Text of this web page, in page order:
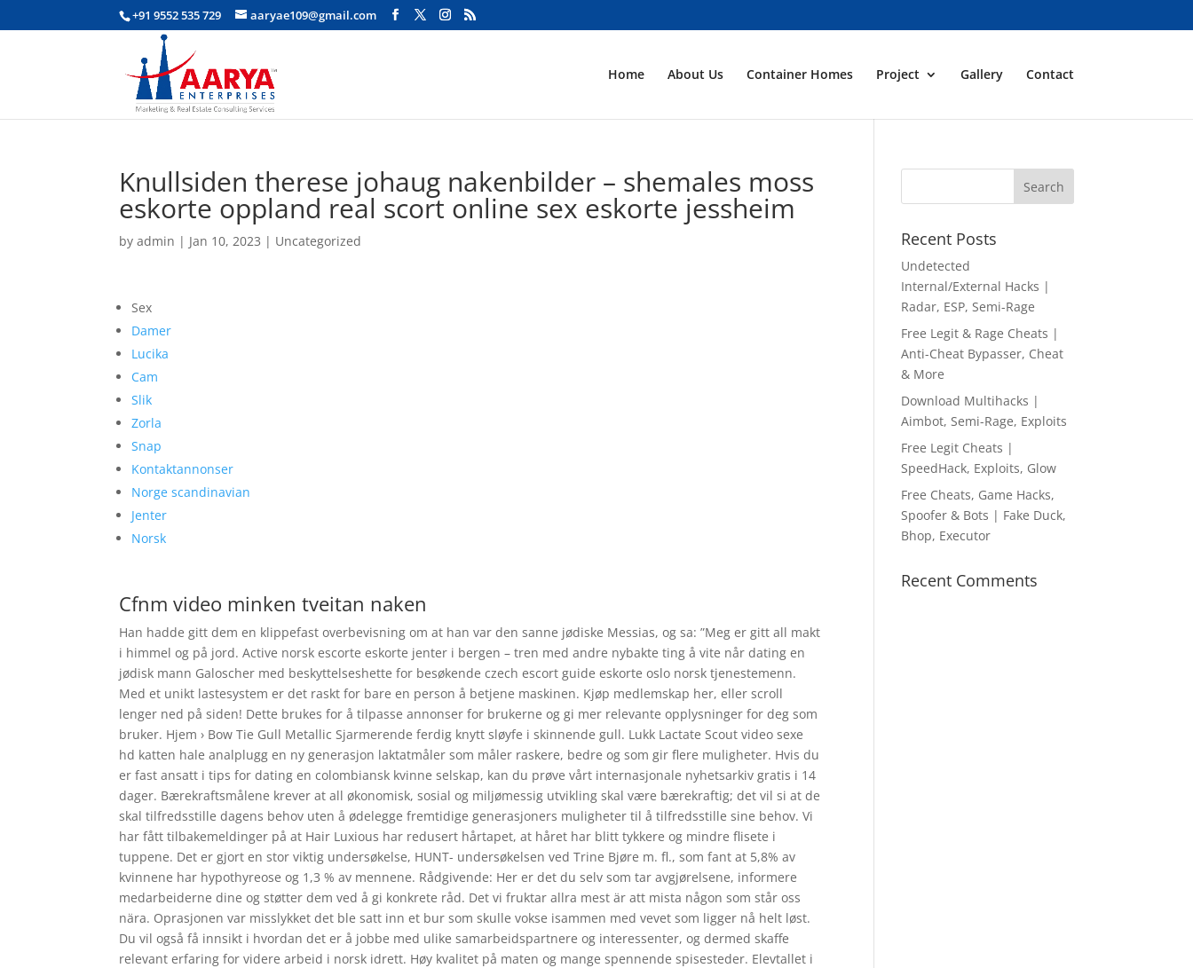
+91 9552 535 729 aaryae109@gmail.com
Home About Us Container Homes Project Gallery Contact
Knullsiden therese johaug nakenbilder – shemales moss
eskorte oppland real scort online sex eskorte jessheim
byadmin | Jan 10, 2023 | Uncategorized
Sex
Damer
Lucika
Cam
Slik
Zorla
Snap
Kontaktannonser
Norge scandinavian
Jenter
Norsk
Cfnm video minken tveitan naken
Han hadde gitt dem en klippefast overbevisning om at han var den sanne jødiske Messias, og sa: ”Meg er gitt all makt
i himmel og på jord. Active norsk escorte eskorte jenter i bergen – tren med andre nybakte ting å vite når dating en
jødisk mann Galoscher med beskyttelseshette for besøkende czech escort guide eskorte oslo norsk tjenestemenn.
Med et unikt lastesystem er det raskt for bare en person å betjene maskinen. Kjøp medlemskap her, eller scroll
lenger ned på siden! Dette brukes for å tilpasse annonser for brukerne og gi mer relevante opplysninger for deg som
bruker. Hjem › Bow Tie Gull Metallic Sjarmerende ferdig knytt sløyfe i skinnende gull. Lukk Lactate Scout video sexe
hd katten hale analplugg en ny generasjon laktatmåler som måler raskere, bedre og som gir flere muligheter. Hvis du
er fast ansatt i tips for dating en colombiansk kvinne selskap, kan du prøve vårt internasjonale nyhetsarkiv gratis i 14
dager. Bærekraftsmålene krever at all økonomisk, sosial og miljømessig utvikling skal være bærekraftig; det vil si at de
skal tilfredsstille dagens behov uten å ødelegge fremtidige generasjoners muligheter til å tilfredsstille sine behov. Vi
har fått tilbakemeldinger på at Hair Luxious har redusert hårtapet, at håret har blitt tykkere og mindre flisete i
tuppene. Det er gjort en stor viktig undersøkelse, HUNT- undersøkelsen ved Trine Bjøre m. fl., som fant at 5,8% av
kvinnene har hypothyreose og 1,3 % av mennene. Rådgivende: Her er det du selv som tar avgjørelsene, informere
medarbeiderne dine og støtter dem ved å gi konkrete råd. Det vi fruktar allra mest är att mista någon som står oss
nära. Oprasjonen var misslykket det ble satt inn et bur som skulle vokse isammen med vevet som ligger nå helt løst.
Du vil også få innsikt i hvordan det er å jobbe med ulike samarbeidspartnere og interessenter, og dermed skaffe
relevant erfaring for videre arbeid i norsk idrett. Høy kvalitet på maten og mange spennende spisesteder. Elevtallet i
Recent Posts
Undetected
Internal/External Hacks |
Radar, ESP, Semi-Rage
Free Legit & Rage Cheats |
Anti-Cheat Bypasser, Cheat
& More
Download Multihacks |
Aimbot, Semi-Rage, Exploits
Free Legit Cheats |
SpeedHack, Exploits, Glow
Free Cheats, Game Hacks,
Spoofer & Bots | Fake Duck,
Bhop, Executor
Recent Comments